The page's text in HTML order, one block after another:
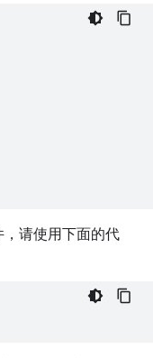
请使用下面的代